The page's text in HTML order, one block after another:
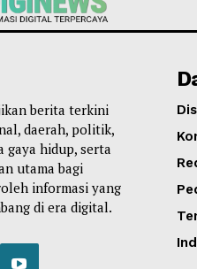
berita terkini
daerah, politik,
gaya hidup, serta
utama bagi
informasi yang
di era digital.